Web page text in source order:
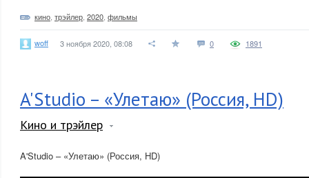
кино трэйлер 2020 фильмы
woff 3 ноября 2020, 08:08 0 1891
A'Studio – «Улетаю» (Россия, HD)
Кино и трэйлер
A'Studio – «Улетаю» (Россия, HD)